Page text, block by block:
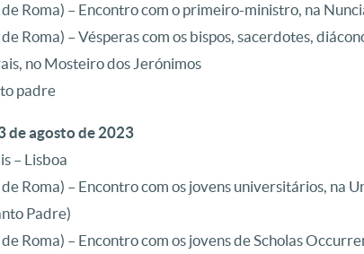
Roma) – Encontro com o primeiro-ministro, na
Roma) – Vésperas com os bispos, sacerdotes,
no Mosteiro dos Jerónimos
padre
de agosto de 2023
– Lisboa
Roma) – Encontro com os jovens universitários, na
Padre)
Roma) – Encontro com os jovens de Scholas